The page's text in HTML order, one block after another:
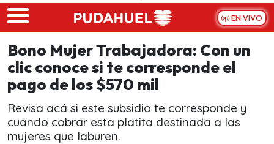
Skip to main content
EN VIVO
Bono Mujer Trabajadora: Con un
clic conoce si te corresponde el
pago de los $570 mil
Revisa acá si este subsidio te corresponde y
cuándo cobrar esta platita destinada a las
mujeres que laburen.